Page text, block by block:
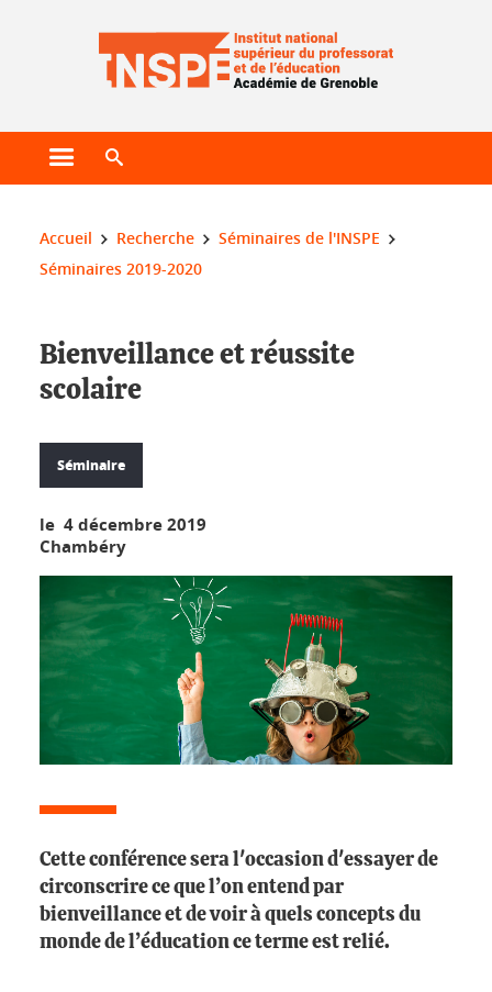
Ouvrir le menu principal
Vous êtes ici :
Accueil Recherche
Séminaires de l'INSPE
Séminaires 2019-2020
Bienveillance et réussite
scolaire
Séminaire
le 4 décembre 2019
Chambéry
Cette conférence sera l'occasion d'essayer de
circonscrire ce que l’on entend par
bienveillance et de voir à quels concepts du
monde de l’éducation ce terme est relié.